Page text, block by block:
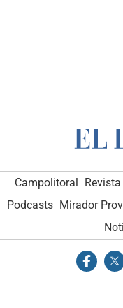
Campolitoral
Podcasts Mirador